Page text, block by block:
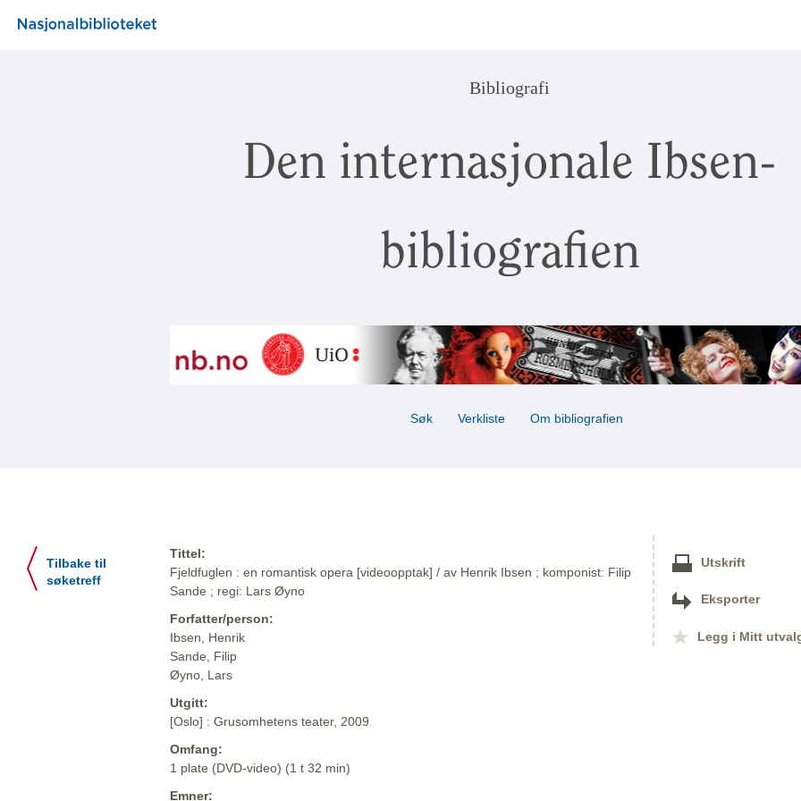
Bibliografi
Den internasjonale Ibsen-
bibliografien
Søk Verkliste Om bibliografien
Tilbake til
søketreff
Tittel:
Fjeldfuglen : en romantisk opera [videoopptak] / av Henrik Ibsen ; komponist: Filip
Sande ; regi: Lars Øyno
Forfatter/person:
Ibsen, Henrik
Sande, Filip
Øyno, Lars
Utgitt:
[Oslo] : Grusomhetens teater, 2009
Omfang:
1 plate (DVD-video) (1 t 32 min)
Emner:
Utskrift
Eksporter
Legg i Mitt